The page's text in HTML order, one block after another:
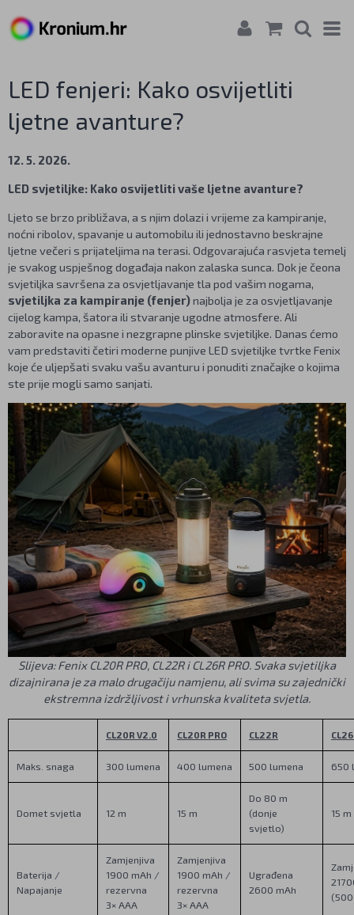
LED fenjeri: Kako osvijetliti
ljetne avanture?
12. 5. 2026.
LED svjetiljke: Kako osvijetliti vaše ljetne avanture?
Ljeto se brzo približava, a s njim dolazi i vrijeme za kampiranje,
noćni ribolov, spavanje u automobilu ili jednostavno beskrajne
ljetne večeri s prijateljima na terasi. Odgovarajuća rasvjeta temelj
je svakog uspješnog događaja nakon zalaska sunca. Dok je čeona
svjetiljka savršena za osvjetljavanje tla pod vašim nogama,
svjetiljka za kampiranje (fenjer)najbolja je za osvjetljavanje
cijelog kampa, šatora ili stvaranje ugodne atmosfere. Ali
zaboravite na opasne i nezgrapne plinske svjetiljke. Danas ćemo
vam predstaviti četiri moderne punjive LED svjetiljke tvrtke Fenix
koje će uljepšati svaku vašu avanturu i ponuditi značajke o kojima
ste prije mogli samo sanjati.
Slijeva: Fenix CL20R PRO, CL22R i CL26R PRO. Svaka svjetiljka
dizajnirana je za malo drugačiju namjenu, ali svima su zajednički
ekstremna izdržljivost i vrhunska kvaliteta svjetla.
CL20R V2.0 CL20R PRO CL22R
Maks. snaga 300 lumena 400 lumena 500 lumena 650
Domet svjetla 12 m 15 m
Do 80 m
(donje
svjetlo)
15 m
Baterija /
Napajanje
Zamjenjiva
1900 mAh /
rezervna
3× AAA
Zamjenjiva
1900 mAh /
rezervna
3× AAA
Ugrađena
2600 mAh